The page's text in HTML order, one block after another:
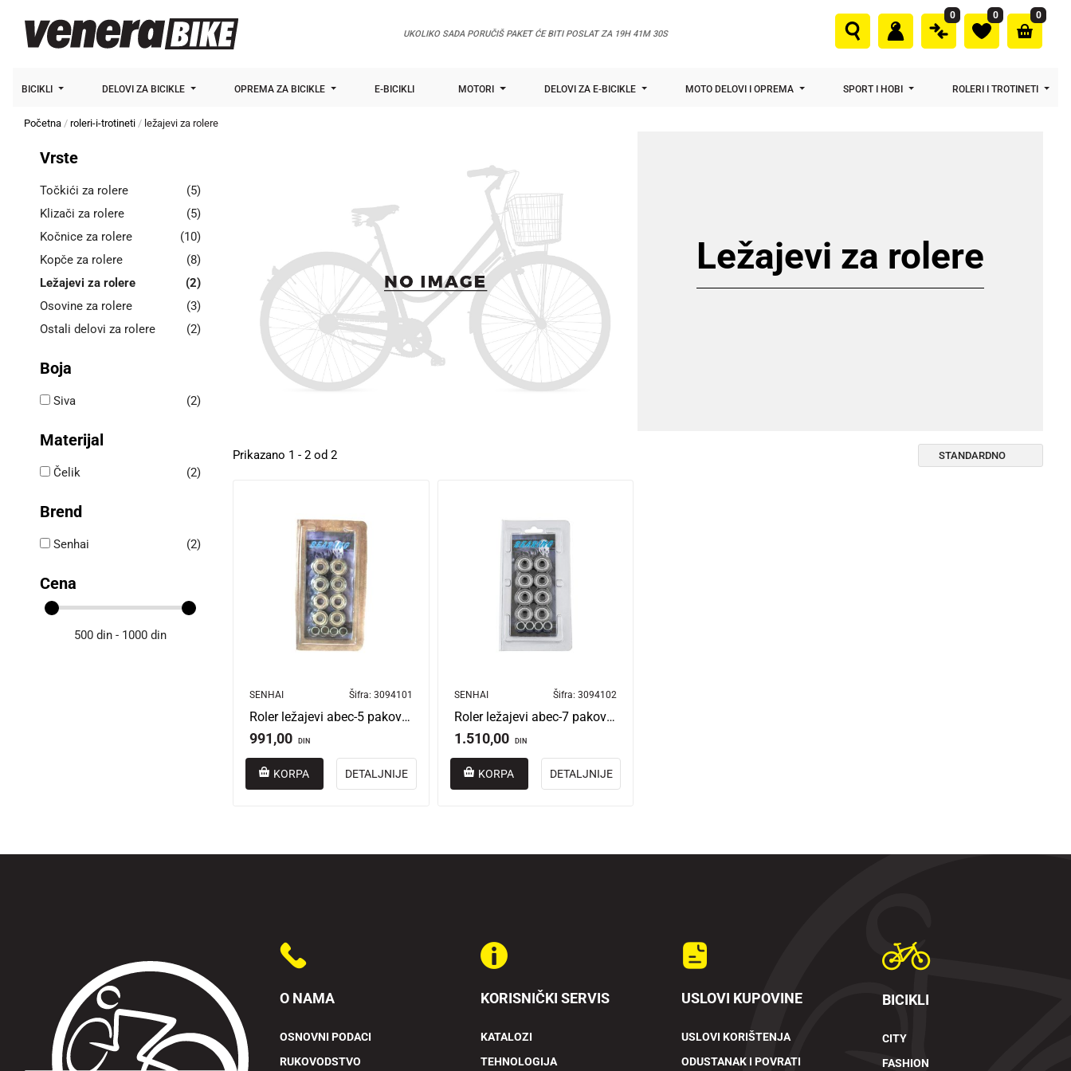
UKOLIKO SADA PORUČIŠ PAKET ĆE BITI POSLAT ZA 19H 41M 30S
0 0 0
BICIKLI DELOVI ZA BICIKLE OPREMA ZA BICIKLE E-BICIKLI MOTORI DELOVI ZA E-BICIKLE MOTO DELOVI I OPREMA SPORT I HOBI ROLERI I TROTINETI
Početna roleri-i-trotineti ležajevi za rolere
Vrste
Točkići za rolere
(5)
Klizači za rolere
(5)
Kočnice za rolere
(10)
Kopče za rolere
(8)
Ležajevi za rolere
(2)
Osovine za rolere
(3)
Ostali delovi za rolere
(2)
Boja
(2)
Siva
Materijal
(2)
Čelik
Brend
(2)
Senhai
Cena
500 din - 1000 din
Ležajevi za rolere
Prikazano 1 - 2 od 2
SENHAI Šifra: 3094101
Roler ležajevi abec-5 pakovanje 8 kom
991,00 DIN
KORPA DETALJNIJE
SENHAI Šifra:3094102
Roler ležajevi abec-7 pakovanje 8 kom
1.510,00 DIN
KORPA DETALJNIJE
O NAMA
OSNOVNI PODACI
RUKOVODSTVO
KORISNIČKI SERVIS
KATALOZI
TEHNOLOGIJA
USLOVI KUPOVINE
USLOVI KORIŠTENJA
ODUSTANAK I POVRATI
BICIKLI
CITY
FASHION